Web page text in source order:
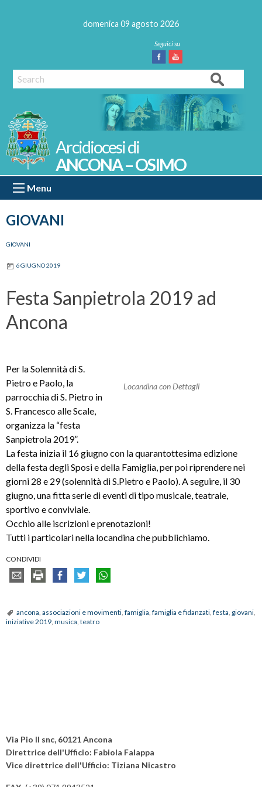
domenica 09 agosto 2026
Facebook
Youtube
Search
GIOVANI
ANCONA – OSIMO
Menu
GIOVANI
6 GIUGNO 2019
Festa Sanpietrola 2019 ad
Ancona
Locandina con Dettagli
Per la Solennità di S.
Pietro e Paolo, la
parrocchia di S. Pietro in
S. Francesco alle Scale,
organizza la “festa
Sanpietrola 2019”.
La festa inizia il 16 giugno con la quarantottesima edizione
della festa degli Sposi e della Famiglia, per poi riprendere nei
giorni 28 e 29 (solennità di S.Pietro e Paolo). A seguire, il 30
giugno, una fitta serie di eventi di tipo musicale, teatrale,
sportivo e conviviale.
Occhio alle iscrizioni e prenotazioni!
Tutti i particolari nella locandina che pubblichiamo.
CONDIVIDI
ancona associazioni e movimenti famiglia famiglia e fidanzati festa giovani
iniziative 2019 musica teatro
Via Pio II snc, 60121 Ancona
Direttrice dell'Ufficio: Fabiola Falappa
Vice direttrice dell'Ufficio: Tiziana Nicastro